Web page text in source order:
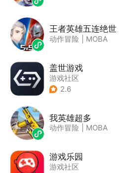
王者英雄五连绝世
动作冒险 MOBA
盖世游戏
游戏社区
2.6
我英雄超多
动作冒险 MOBA
游戏乐园
游戏社区